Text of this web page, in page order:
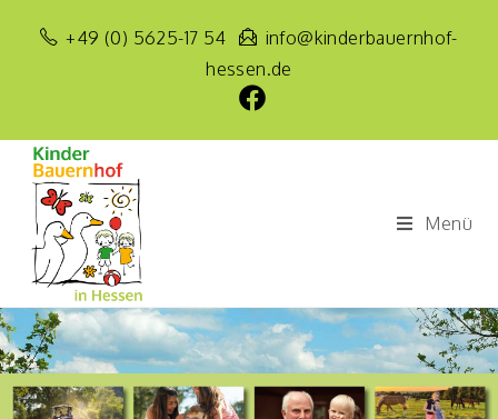
+49 (0) 5625-17 54
info@kinderbauernhof-
hessen.de
Menü